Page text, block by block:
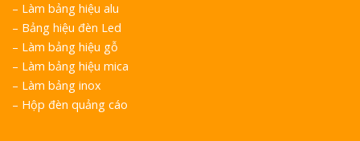
– Làm bảng hiệu alu
– Bảng hiệu đèn Led
– Làm bảng hiệu gỗ
– Làm bảng hiệu mica
– Làm bảng inox
– Hộp đèn quảng cáo